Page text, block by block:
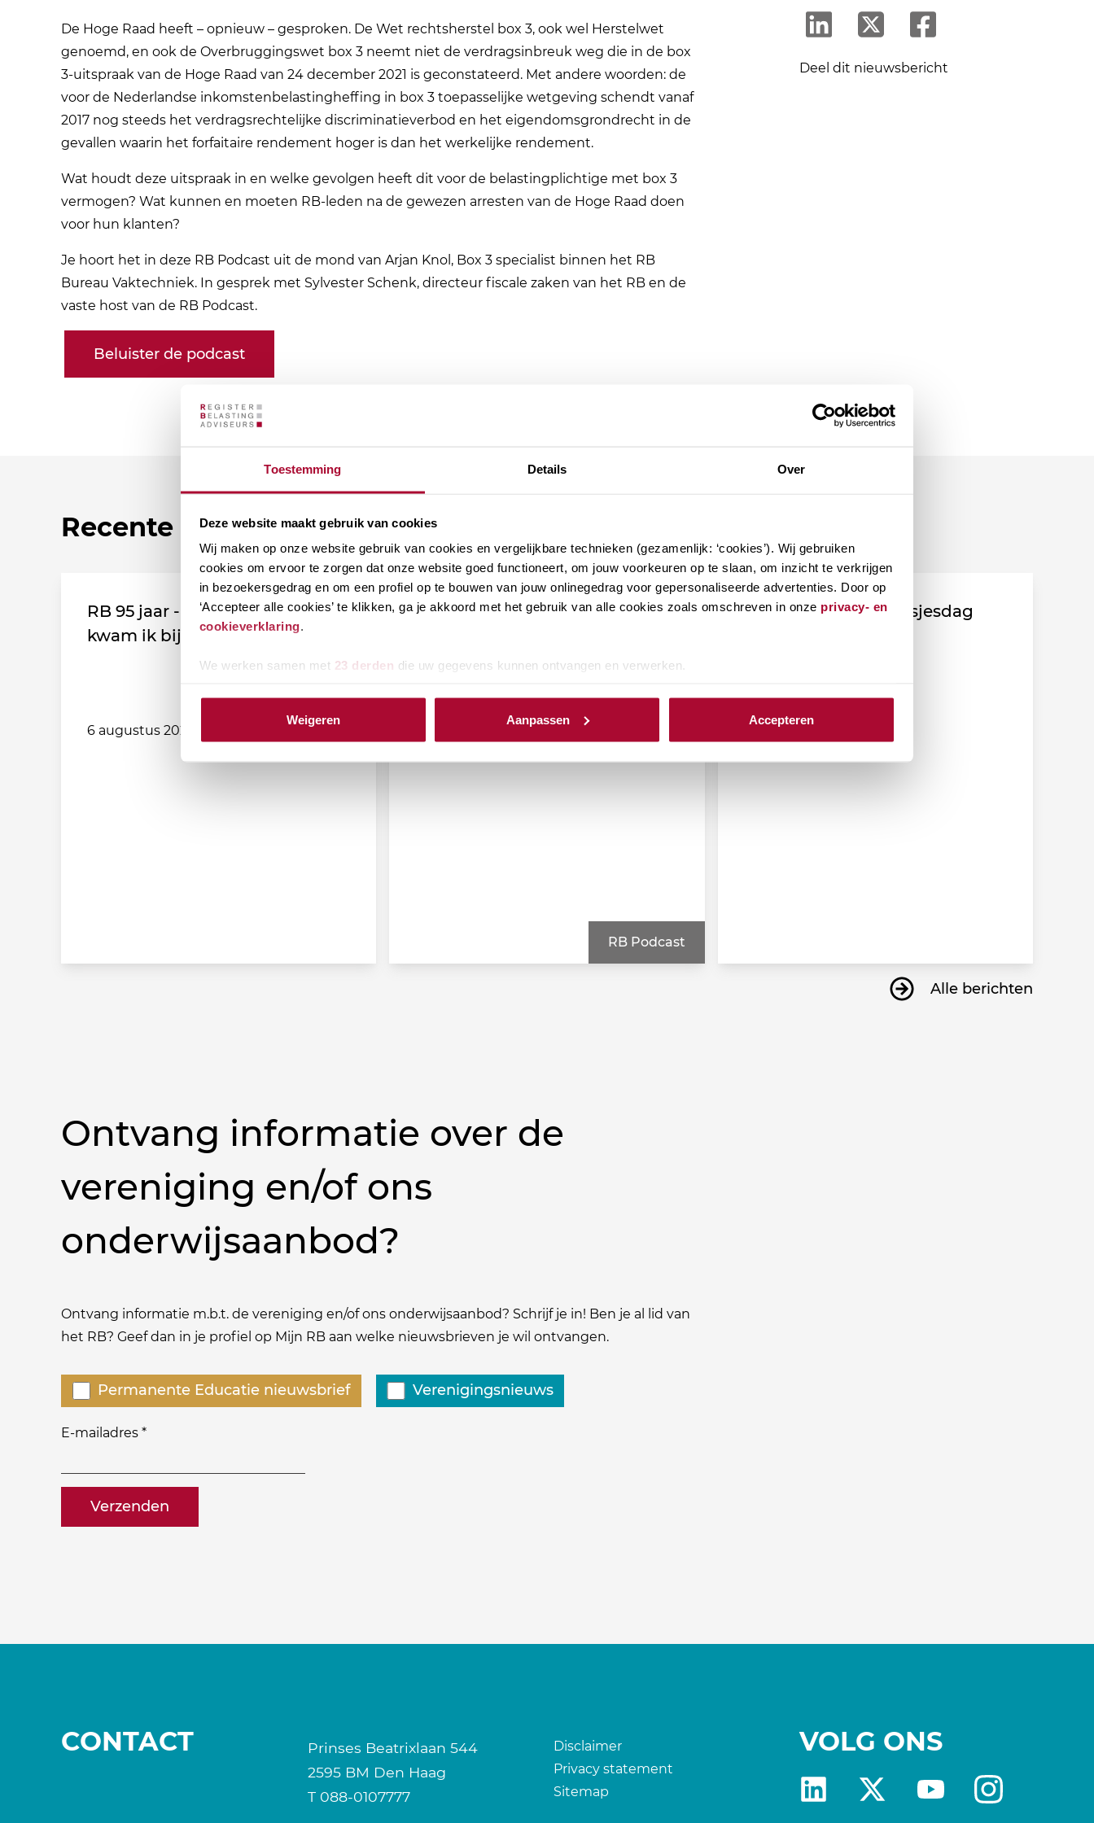
Toestemming Details Over
Deze website maakt gebruik van cookies
Wij maken op onze website gebruik van cookies en vergelijkbare technieken (gezamenlijk: ‘cookies’). Wij gebruiken
cookies om ervoor te zorgen dat onze website goed functioneert, om jouw voorkeuren op te slaan, om inzicht te verkrijgen
in bezoekersgedrag en om een profiel op te bouwen van jouw onlinegedrag voor gepersonaliseerde advertenties. Door op
‘Accepteer alle cookies’ te klikken, ga je akkoord met het gebruik van alle cookies zoals omschreven in onze privacy- en
cookieverklaring.
We werken samen met 23 derden die uw gegevens kunnen ontvangen en verwerken.
Weigeren Aanpassen Accepteren
De Hoge Raad heeft – opnieuw – gesproken. De Wet rechtsherstel box 3, ook wel Herstelwet
genoemd, en ook de Overbruggingswet box 3 neemt niet de verdragsinbreuk weg die in de box
3-uitspraak van de Hoge Raad van 24 december 2021 is geconstateerd. Met andere woorden: de
voor de Nederlandse inkomstenbelastingheffing in box 3 toepasselijke wetgeving schendt vanaf
2017 nog steeds het verdragsrechtelijke discriminatieverbod en het eigendomsgrondrecht in de
gevallen waarin het forfaitaire rendement hoger is dan het werkelijke rendement.
Wat houdt deze uitspraak in en welke gevolgen heeft dit voor de belastingplichtige met box 3
vermogen? Wat kunnen en moeten RB-leden na de gewezen arresten van de Hoge Raad doen
voor hun klanten?
Je hoort het in deze RB Podcast uit de mond van Arjan Knol, Box 3 specialist binnen het RB
Bureau Vaktechniek. In gesprek met Sylvester Schenk, directeur fiscale zaken van het RB en de
vaste host van de RB Podcast.
Beluister de podcast
Deel dit nieuwsbericht
Recente nieuwsberichten
RB 95 jaar - Leden vertellen: Zo
kwam ik bij de vereniging!
6 augustus 2026
RB Podcast (afl. 172): Notaris
Schenking
RB Podcast
Fiscale duiding Prinsjesdag
31 juli 2026
Alle berichten
Ontvang informatie over de
vereniging en/of ons
onderwijsaanbod?
Ontvang informatie m.b.t. de vereniging en/of ons onderwijsaanbod? Schrijf je in! Ben je al lid van
het RB? Geef dan in je profiel op Mijn RB aan welke nieuwsbrieven je wil ontvangen.
E-mailadres *
naam@bedrijf.nl
Welke
nieuwsbrieven
zou
willen
ontvangen?
Permanente Educatie nieuwsbrief Verenigingsnieuws
CONTACT
Prinses Beatrixlaan 544
2595 BM Den Haag
T 088-0107777
Disclaimer
Privacy statement
Sitemap
VOLG ONS